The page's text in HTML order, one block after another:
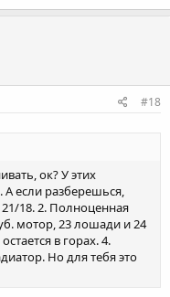
#18
ок? У этих
если разберешься,
21/18. 2. Полноценная
мотор, 23 лошади и 24
в горах. 4.
Но для тебя это